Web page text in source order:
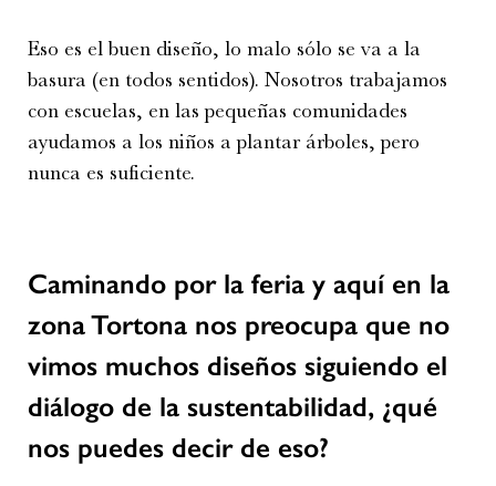
Eso es el buen diseño, lo malo sólo se va a la
basura (en todos sentidos). Nosotros trabajamos
con escuelas, en las pequeñas comunidades
ayudamos a los niños a plantar árboles, pero
nunca es suficiente.
Caminando por la feria y aquí en la
zona Tortona nos preocupa que no
vimos muchos diseños siguiendo el
diálogo de la sustentabilidad, ¿qué
nos puedes decir de eso?